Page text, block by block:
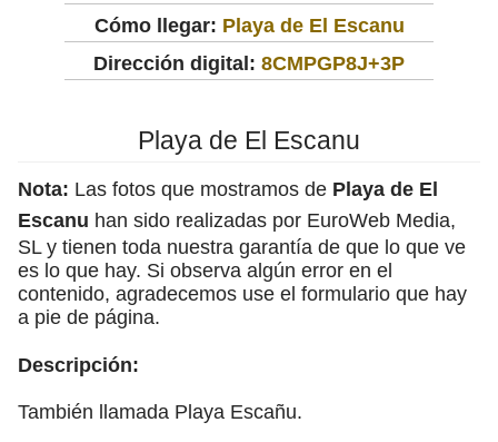
Cómo llegar: Playa de El Escanu
Dirección digital: 8CMPGP8J+3P
Playa de El Escanu
Nota: Las fotos que mostramos de Playa de El
Escanu han sido realizadas por EuroWeb Media,
SL y tienen toda nuestra garantía de que lo que ve
es lo que hay. Si observa algún error en el
contenido, agradecemos use el formulario que hay
a pie de página.
Descripción:
También llamada Playa Escañu.